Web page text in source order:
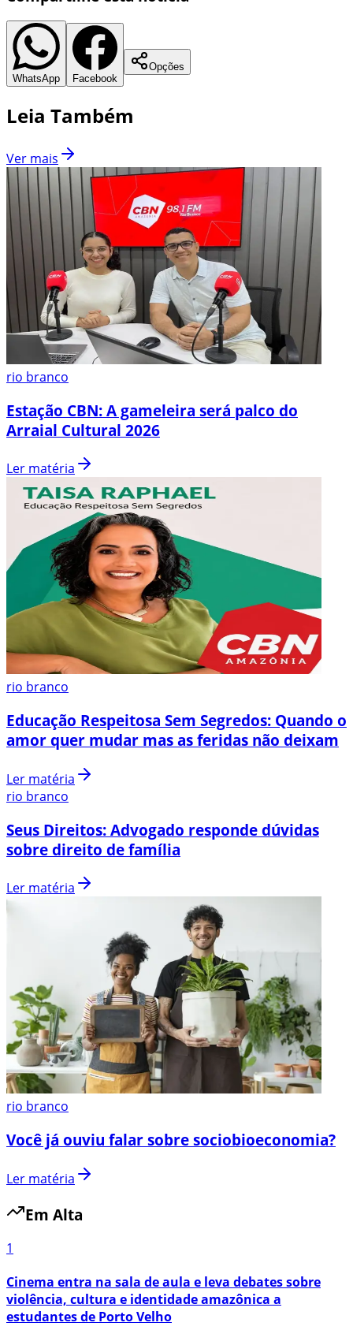
WhatsApp Facebook
Opções
Leia Também
Ver mais
rio branco
Estação CBN: A gameleira será palco do
Arraial Cultural 2026
Ler matéria
rio branco
Educação Respeitosa Sem Segredos: Quando o
amor quer mudar mas as feridas não deixam
Ler matéria
rio branco
Seus Direitos: Advogado responde dúvidas
sobre direito de família
Ler matéria
rio branco
Você já ouviu falar sobre sociobioeconomia?
Ler matéria
Em Alta
1
Cinema entra na sala de aula e leva debates sobre
violência, cultura e identidade amazônica a
estudantes de Porto Velho